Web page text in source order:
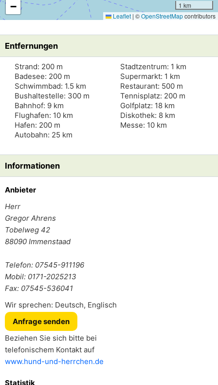
−
1 km
Leaflet | ©OpenStreetMapcontributors
Entfernungen
Strand: 200 m
Badesee: 200 m
Schwimmbad: 1.5 km
Bushaltestelle: 300 m
Bahnhof: 9 km
Flughafen: 10 km
Hafen: 200 m
Autobahn: 25 km
Stadtzentrum: 1 km
Supermarkt: 1 km
Restaurant: 500 m
Tennisplatz: 200 m
Golfplatz: 18 km
Diskothek: 8 km
Messe: 10 km
Informationen
Anbieter
Herr
Gregor Ahrens
Tobelweg 42
88090 Immenstaad
Telefon: 07545-911196
Mobil: 0171-2025213
Fax: 07545-536041
Wir sprechen: Deutsch, Englisch
Anfrage senden
Beziehen Sie sich bitte bei
telefonischem Kontakt auf
www.hund-und-herrchen.de
Statistik